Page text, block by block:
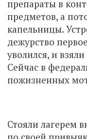
препараты в
предметов, а
капельницы.
дежурство
уволился, и
Сейчас в
пожизненных
Стояли лагерем